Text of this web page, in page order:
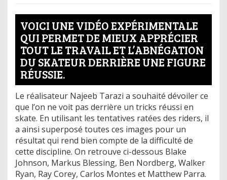
VOICI UNE VIDÉO EXPÉRIMENTALE
QUI PERMET DE MIEUX APPRÉCIER
TOUT LE TRAVAIL ET L’ABNÉGATION
DU SKATEUR DERRIÈRE UNE FIGURE
RÉUSSIE.
Le réalisateur Najeeb Tarazi a souhaité dévoiler ce
que l’on ne voit pas derrière un tricks réussi en
skate. En utilisant les tentatives ratées des riders, il
a ainsi superposé toutes ces images pour un
résultat qui rend bien compte de la difficulté de
cette discipline. On retrouve ci-dessous Blake
Johnson, Markus Blessing, Ben Nordberg, Walker
Ryan, Ray Corey, Carlos Montes et Matthew Parra.